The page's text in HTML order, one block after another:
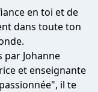
en toi et de
dans toute ton
par Johanne
et enseignante
il te